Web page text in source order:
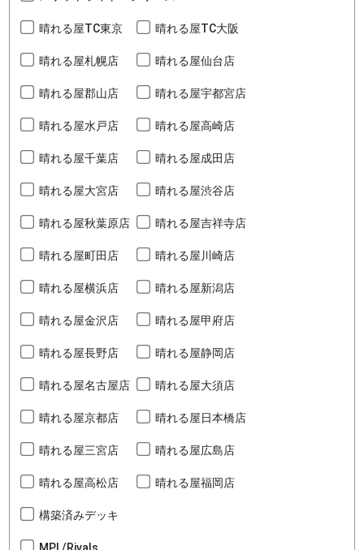
晴れる屋TC東京 晴れる屋TC大阪
晴れる屋札幌店 晴れる屋仙台店
晴れる屋郡山店 晴れる屋宇都宮店
晴れる屋水戸店 晴れる屋高崎店
晴れる屋千葉店 晴れる屋成田店
晴れる屋大宮店 晴れる屋渋谷店
晴れる屋秋葉原店 晴れる屋吉祥寺店
晴れる屋町田店 晴れる屋川崎店
晴れる屋横浜店 晴れる屋新潟店
晴れる屋金沢店 晴れる屋甲府店
晴れる屋長野店 晴れる屋静岡店
晴れる屋名古屋店 晴れる屋大須店
晴れる屋京都店 晴れる屋日本橋店
晴れる屋三宮店 晴れる屋広島店
晴れる屋高松店 晴れる屋福岡店
構築済みデッキ